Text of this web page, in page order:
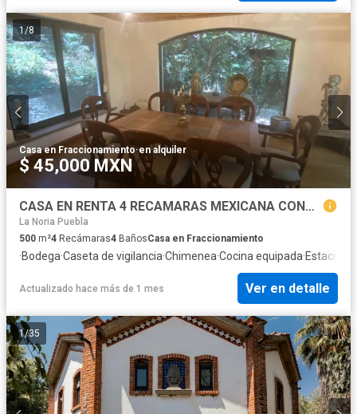
1/8
Casa en Fraccionamiento·en alquiler
$ 45,000 MXN
CASA EN RENTA 4 RECAMARAS MEXICANA CONTEMPORANEA
La Noria Puebla
500 m²4 Recámaras4 BañosCasa en Fraccionamiento
·Bodega·Caseta de vigilancia·Chimenea·Cocina equipada·
Actualizado hace más de 1 mes Ver en detalle
1/35